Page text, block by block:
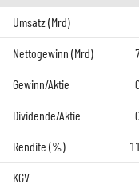
Umsatz (Mrd)
Nettogewinn (Mrd)
Gewinn/Aktie
Dividende/Aktie
Rendite (%)
KGV